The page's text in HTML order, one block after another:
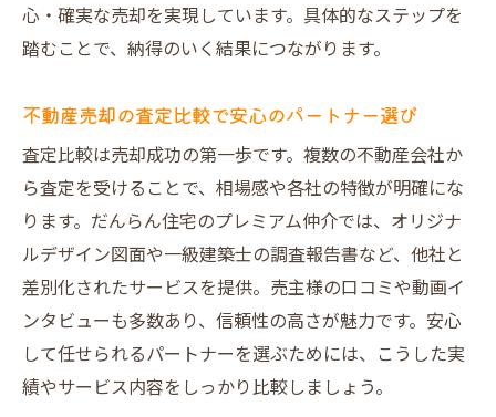
不動産買取業者を活用した売却方法の新常識
とは
大阪市の不動産買取業者選びで重要な視点
不動産売却ランキングを参考にした業者比
較法
直接買取とオークション買取の違いと特徴
仲介手数料不要の不動産売却の利点を解説
売却スピードと高値実現を両立させる方法
売却トラブルを防ぐだんらん住宅の安心サポー
ト
心・確実な売却を実現しています。具体的なステップを
踏むことで、納得のいく結果につながります。
不動産売却の査定比較で安心のパートナー選び
査定比較は売却成功の第一歩です。複数の不動産会社か
ら査定を受けることで、相場感や各社の特徴が明確にな
ります。だんらん住宅のプレミアム仲介では、オリジナ
ルデザイン図面や一級建築士の調査報告書など、他社と
差別化されたサービスを提供。売主様の口コミや動画イ
ンタビューも多数あり、信頼性の高さが魅力です。安心
して任せられるパートナーを選ぶためには、こうした実
績やサービス内容をしっかり比較しましょう。